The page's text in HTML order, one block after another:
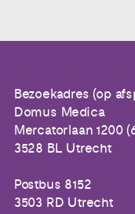
Bezoekadres (op
Domus Medica
Mercatorlaan 1200
3528 BL Utrecht
Postbus 8152
3503 RD Utrecht